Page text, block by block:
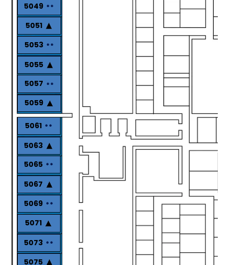
5049
5051
5053
5055
5057
5059
5061
5063
5065
5067
5069
5071
5073
5075